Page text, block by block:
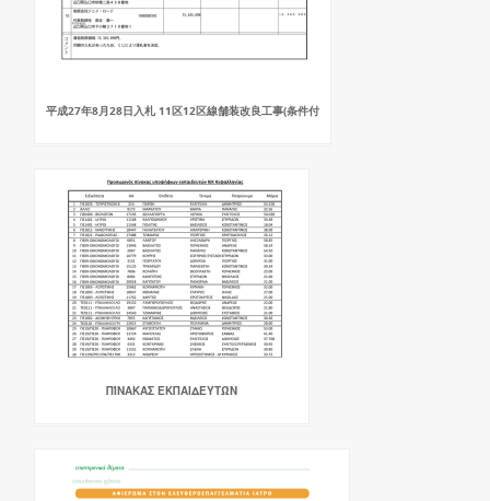
平成27年8月28日入札 11区12区線舗装改良工事(条件付
ΠΊΝΑΚΑΣ ΕΚΠΑΙΔΕΥΤΏΝ